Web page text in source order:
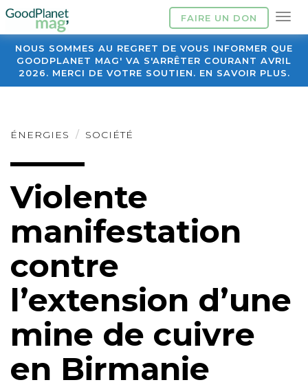
FAIRE UN DON
NOUS SOMMES AU REGRET DE VOUS INFORMER QUE
GOODPLANET MAG' VA S'ARRÊTER COURANT AVRIL
2026. MERCI DE VOTRE SOUTIEN. EN SAVOIR PLUS.
ÉNERGIES SOCIÉTÉ
Violente
manifestation
contre
l’extension d’une
mine de cuivre
en Birmanie